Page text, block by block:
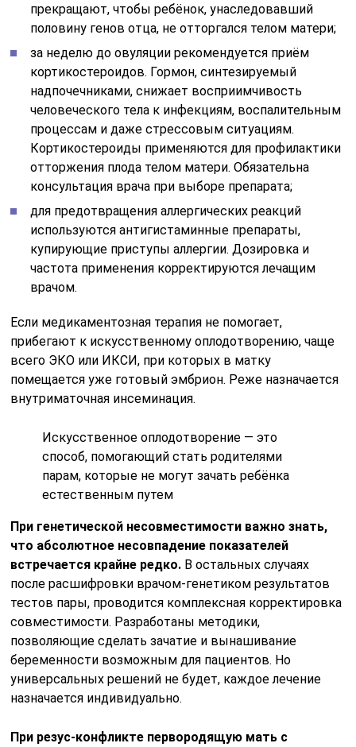
прекращают, чтобы ребёнок, унаследовавший
половину генов отца, не отторгался телом матери;
за неделю до овуляции рекомендуется приём
кортикостероидов. Гормон, синтезируемый
надпочечниками, снижает восприимчивость
человеческого тела к инфекциям, воспалительным
процессам и даже стрессовым ситуациям.
Кортикостероиды применяются для профилактики
отторжения плода телом матери. Обязательна
консультация врача при выборе препарата;
для предотвращения аллергических реакций
используются антигистаминные препараты,
купирующие приступы аллергии. Дозировка и
частота применения корректируются лечащим
врачом.
Если медикаментозная терапия не помогает,
прибегают к искусственному оплодотворению, чаще
всего ЭКО или ИКСИ, при которых в матку
помещается уже готовый эмбрион. Реже назначается
внутриматочная инсеминация.
Искусственное оплодотворение — это
способ, помогающий стать родителями
парам, которые не могут зачать ребёнка
естественным путем
При генетической несовместимости важно знать,
что абсолютное несовпадение показателей
встречается крайне редко. В остальных случаях
после расшифровки врачом-генетиком результатов
тестов пары, проводится комплексная корректировка
совместимости. Разработаны методики,
позволяющие сделать зачатие и вынашивание
беременности возможным для пациентов. Но
универсальных решений не будет, каждое лечение
назначается индивидуально.
При резус-конфликте первородящую мать с